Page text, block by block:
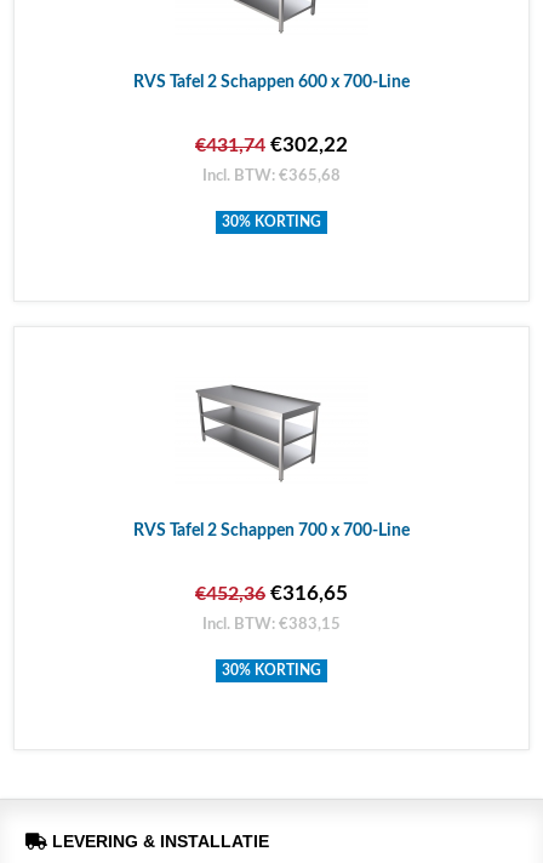
RVS Tafel 2 Schappen 600 x 700-Line
€431,74 €302,22
Incl. BTW: €365,68
30% KORTING
RVS Tafel 2 Schappen 700 x 700-Line
€452,36 €316,65
Incl. BTW: €383,15
30% KORTING
LEVERING & INSTALLATIE